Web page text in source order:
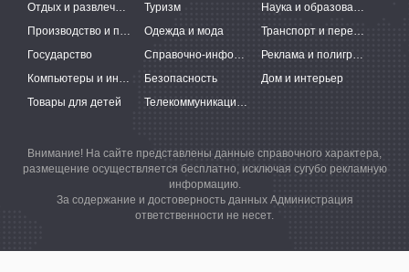
Отдых и развлечения
Туризм
Наука и образование
Производство и поставки
Одежда и мода
Транспорт и перевозки
Государство
Справочно-информационные системы
Реклама и полиграфия
Компьютеры и интернет
Безопасность
Дом и интерьер
Товары для детей
Телекоммуникации и связь
Внимание! На сайте представлены данные справочного характера,
размещение осуществляется бесплатно, исключая сугубо рекламную
информацию.
За содержание и достоверность данных Администрация
ответственности не несет.